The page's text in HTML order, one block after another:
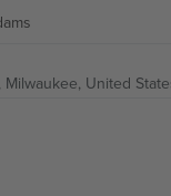
Milwaukee, United